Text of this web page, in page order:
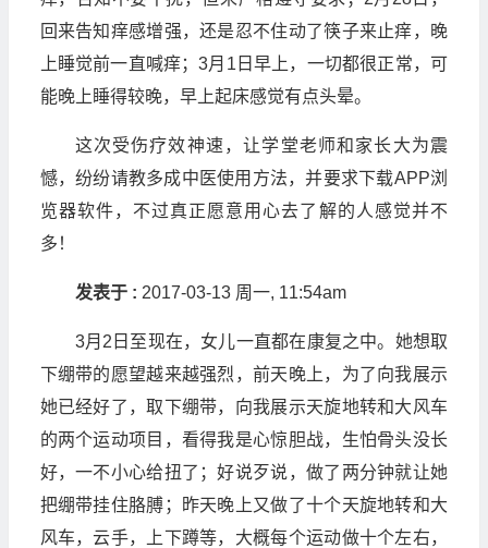
回来告知痒感增强，还是忍不住动了筷子来止痒，晚
上睡觉前一直喊痒；3月1日早上，一切都很正常，可
能晚上睡得较晚，早上起床感觉有点头晕。
这次受伤疗效神速，让学堂老师和家长大为震
憾，纷纷请教多成中医使用方法，并要求下载APP浏
览器软件，不过真正愿意用心去了解的人感觉并不
多！
发表于 : 2017-03-13 周一, 11:54am
3月2日至现在，女儿一直都在康复之中。她想取
下绷带的愿望越来越强烈，前天晚上，为了向我展示
她已经好了，取下绷带，向我展示天旋地转和大风车
的两个运动项目，看得我是心惊胆战，生怕骨头没长
好，一不小心给扭了；好说歹说，做了两分钟就让她
把绷带挂住胳膊；昨天晚上又做了十个天旋地转和大
风车，云手，上下蹲等，大概每个运动做十个左右，